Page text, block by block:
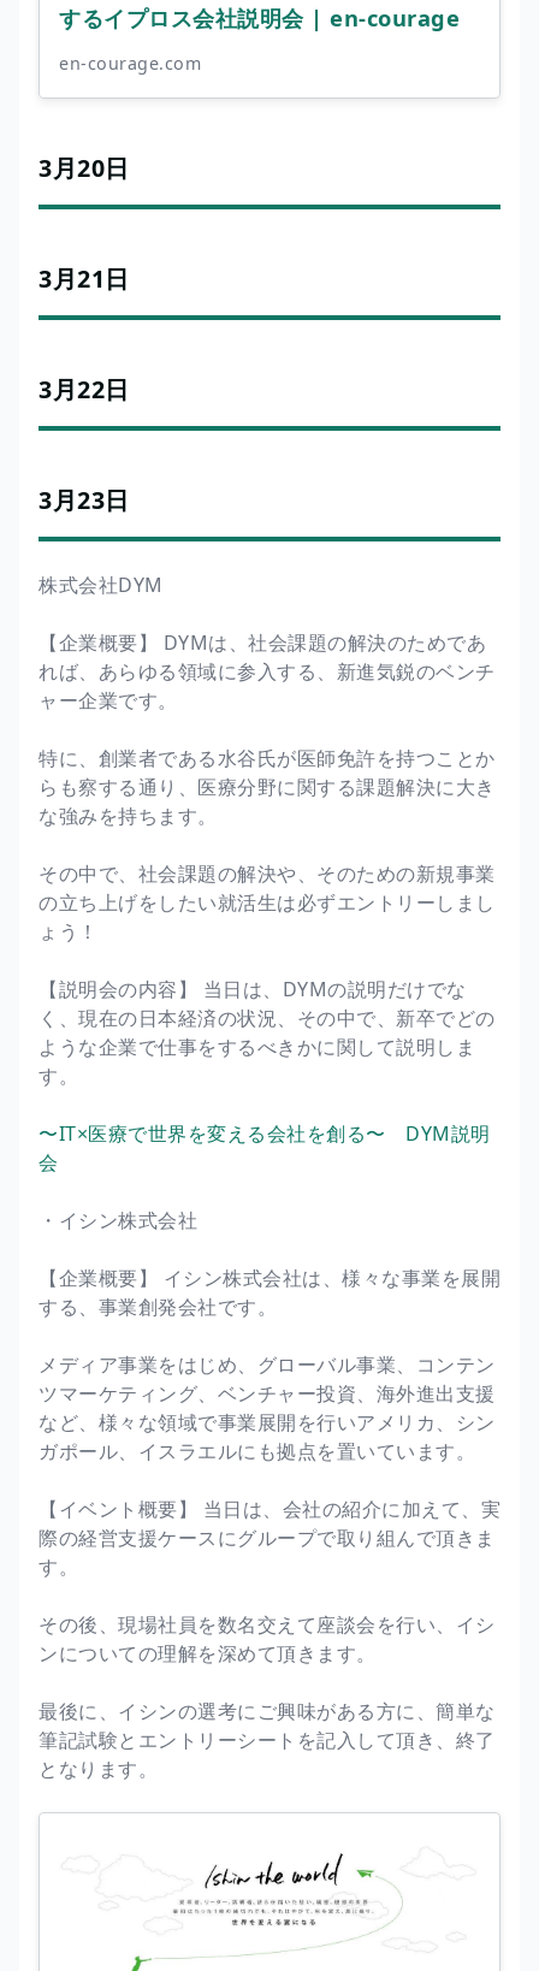
するイプロス会社説明会 | en-courage
en-courage.com
3月20日
3月21日
3月22日
3月23日
株式会社DYM
【企業概要】 DYMは、社会課題の解決のためであ
れば、あらゆる領域に参入する、新進気鋭のベンチ
ャー企業です。
特に、創業者である水谷氏が医師免許を持つことか
らも察する通り、医療分野に関する課題解決に大き
な強みを持ちます。
その中で、社会課題の解決や、そのための新規事業
の立ち上げをしたい就活生は必ずエントリーしまし
ょう！
【説明会の内容】 当日は、DYMの説明だけでな
く、現在の日本経済の状況、その中で、新卒でどの
ような企業で仕事をするべきかに関して説明しま
す。
〜IT×医療で世界を変える会社を創る〜 DYM説明
会
・イシン株式会社
【企業概要】 イシン株式会社は、様々な事業を展開
する、事業創発会社です。
メディア事業をはじめ、グローバル事業、コンテン
ツマーケティング、ベンチャー投資、海外進出支援
など、様々な領域で事業展開を行いアメリカ、シン
ガポール、イスラエルにも拠点を置いています。
【イベント概要】 当日は、会社の紹介に加えて、実
際の経営支援ケースにグループで取り組んで頂きま
す。
その後、現場社員を数名交えて座談会を行い、イシ
ンについての理解を深めて頂きます。
最後に、イシンの選考にご興味がある方に、簡単な
筆記試験とエントリーシートを記入して頂き、終了
となります。